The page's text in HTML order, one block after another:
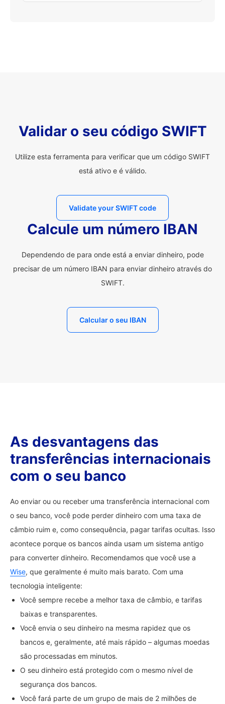
Validar o seu código SWIFT
Utilize esta ferramenta para verificar que um código SWIFT
está ativo e é válido.
Validate your SWIFT code
Calcule um número IBAN
Dependendo de para onde está a enviar dinheiro, pode
precisar de um número IBAN para enviar dinheiro através do
SWIFT.
Calcular o seu IBAN
As desvantagens das
transferências internacionais
com o seu banco
Ao enviar ou ou receber uma transferência internacional com
o seu banco, você pode perder dinheiro com uma taxa de
câmbio ruim e, como consequência, pagar tarifas ocultas. Isso
acontece porque os bancos ainda usam um sistema antigo
para converter dinheiro. Recomendamos que você use a
Wise, que geralmente é muito mais barato. Com uma
tecnologia inteligente:
Você sempre recebe a melhor taxa de câmbio, e tarifas
baixas e transparentes.
Você envia o seu dinheiro na mesma rapidez que os
bancos e, geralmente, até mais rápido – algumas moedas
são processadas em minutos.
O seu dinheiro está protegido com o mesmo nível de
segurança dos bancos.
Você fará parte de um grupo de mais de 2 milhões de